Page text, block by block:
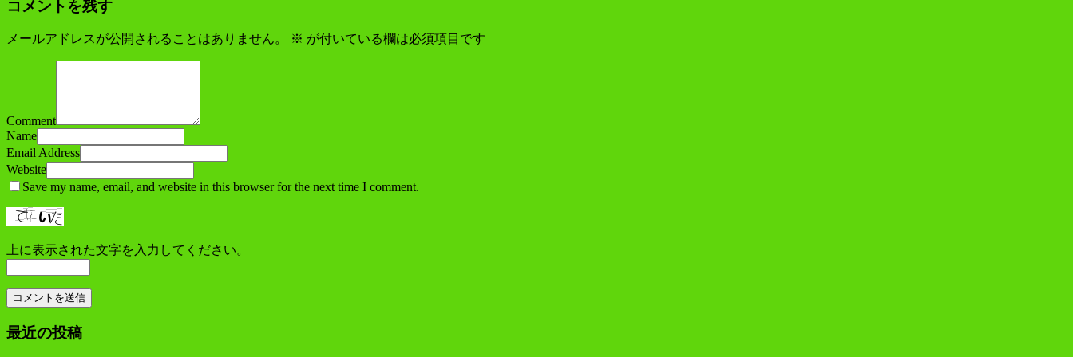
コメントを残す
メールアドレスが公開されることはありません。 ※ が付いている欄は必須項目です
Comment
Name
Email Address
Website
Save my name, email, and website in this browser for the next time I comment.
上に表示された文字を入力してください。
最近の投稿